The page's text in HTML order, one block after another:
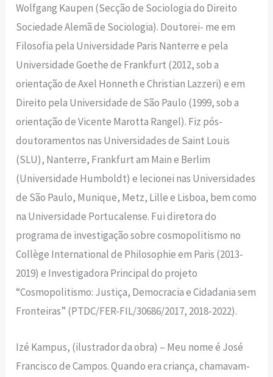
Wolfgang Kaupen (Secção de Sociologia do Direito
Sociedade Alemã de Sociologia). Doutorei- me em
Filosofia pela Universidade Paris Nanterre e pela
Universidade Goethe de Frankfurt (2012, sob a
orientação de Axel Honneth e Christian Lazzeri) e em
Direito pela Universidade de São Paulo (1999, sob a
orientação de Vicente Marotta Rangel). Fiz pós-
doutoramentos nas Universidades de Saint Louis
(SLU), Nanterre, Frankfurt am Main e Berlim
(Universidade Humboldt) e lecionei nas Universidades
de São Paulo, Munique, Metz, Lille e Lisboa, bem como
na Universidade Portucalense. Fui diretora do
programa de investigação sobre cosmopolitismo no
Collège International de Philosophie em Paris (2013-
2019) e Investigadora Principal do projeto
“Cosmopolitismo: Justiça, Democracia e Cidadania sem
Fronteiras” (PTDC/FER-FIL/30686/2017, 2018-2022).
Izé Kampus, (ilustrador da obra) – Meu nome é José
Francisco de Campos. Quando era criança, chamavam-